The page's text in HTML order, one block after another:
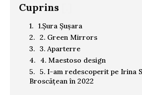
Cuprins
1.Șura Șușara
2. Green Mirrors
3. Aparterre
4. Maestoso design
5. I-am redescoperit pe Irina
Broscățean în 2022